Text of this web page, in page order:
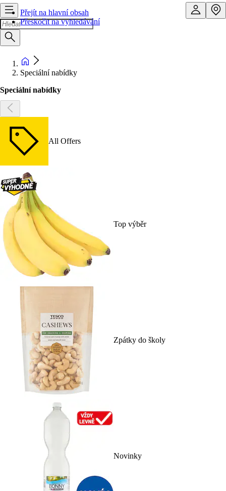
Přejít na hlavní obsah
Přeskočit na vyhledávání
Speciální nabídky
Speciální nabídky
All Offers
Top výběr
Zpátky do školy
Novinky